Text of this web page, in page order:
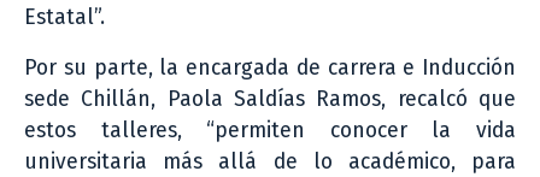
Estatal”.
Por su parte, la encargada de carrera e Inducción
sede Chillán, Paola Saldías Ramos, recalcó que
estos talleres, “permiten conocer la vida
universitaria más allá de lo académico, para